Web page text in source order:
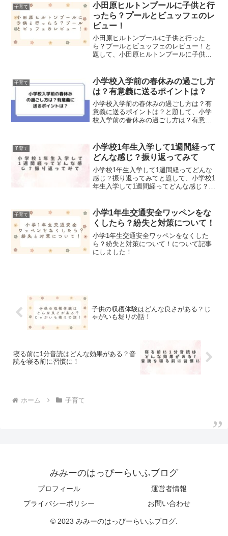
子育て
小田原ヒルトンプールに子供と行
ったら？プールとビュッフェのレ
ビュー！
小田原ヒルトンプールに子供と行った
ら？プールとビュッフェのレビュー！と
題して、小田原ヒルトンプールに子供と
子育て
小学校入学前の春休みの過ごし方
は？有意義に送るポイントは？
小学校入学前の春休みの過ごし方は？有
意義に送るポイントは？と題して、小学
校入学前の春休みの過ごし方は？有意義
子育て
小学校1年生入学して1週間経って
どんな感じ？振り返ってみて
小学校1年生入学して1週間経ってどんな
感じ？振り返ってみてと題して、小学校1
年生入学して1週間経ってどんな感じ？振
子育て
小学1年生交通安全ワッペンをな
くしたら？紛失と対策について！
小学1年生交通安全ワッペンをなくした
ら？紛失と対策について！について記事
にしました！
子供の収穫体験はどんな良さがある？じ
ゃがいも堀りの話！
寝る前に1分音読はどんな効果がある？音
読を寝る前に習慣に！
ホーム 子育て
みみーのはっぴーらいふブログ
プロフィール
運営者情報
プライバシーポリシー
お問い合わせ
© 2023 みみーのはっぴーらいふブログ.